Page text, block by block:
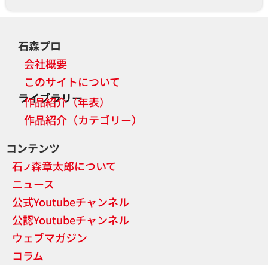
石森プロ
会社概要
このサイトについて
ライブラリー
作品紹介（年表）
作品紹介（カテゴリー）
コンテンツ
石ノ森章太郎について
ニュース
公式Youtubeチャンネル
公認Youtubeチャンネル
ウェブマガジン
コラム